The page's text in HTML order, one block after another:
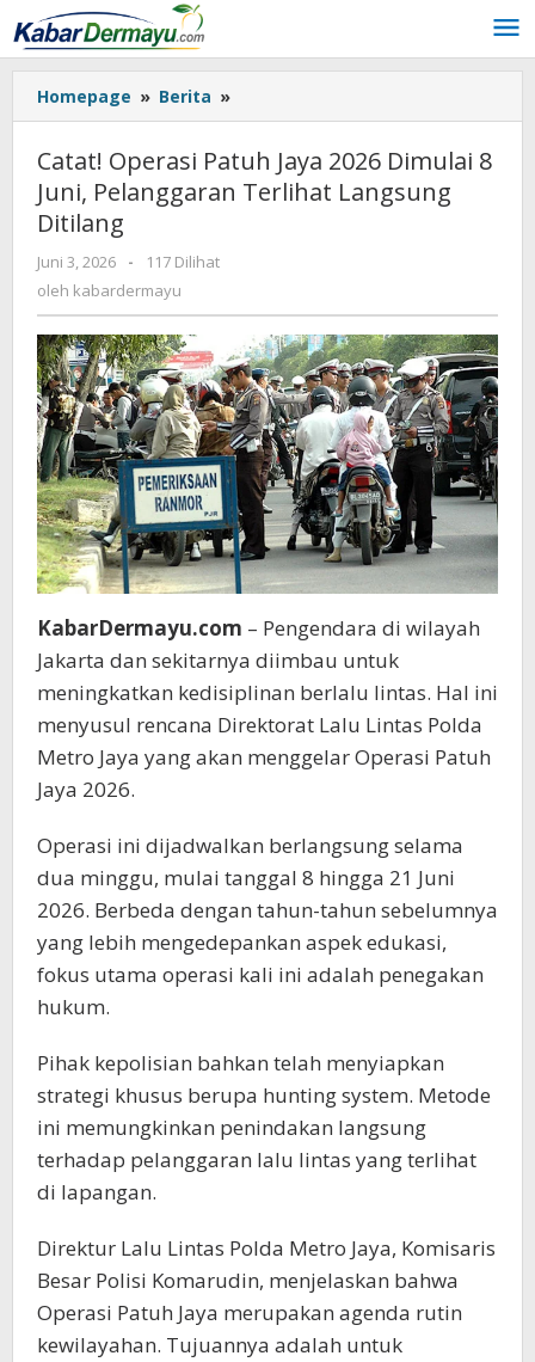
Lewati
ke
konten
Homepage » Berita »
Operasi
Patuh
Jaya
2026
Terlihat
Langsung
Ditilang
Catat! Operasi Patuh Jaya 2026 Dimulai 8
Juni, Pelanggaran Terlihat Langsung
Ditilang
Juni 3, 2026
oleh
kabardermayu
-
117 Dilihat
oleh kabardermayu
KabarDermayu.com – Pengendara di wilayah
Jakarta dan sekitarnya diimbau untuk
meningkatkan kedisiplinan berlalu lintas. Hal ini
menyusul rencana Direktorat Lalu Lintas Polda
Metro Jaya yang akan menggelar Operasi Patuh
Jaya 2026.
Operasi ini dijadwalkan berlangsung selama
dua minggu, mulai tanggal 8 hingga 21 Juni
2026. Berbeda dengan tahun-tahun sebelumnya
yang lebih mengedepankan aspek edukasi,
fokus utama operasi kali ini adalah penegakan
hukum.
Pihak kepolisian bahkan telah menyiapkan
strategi khusus berupa hunting system. Metode
ini memungkinkan penindakan langsung
terhadap pelanggaran lalu lintas yang terlihat
di lapangan.
Direktur Lalu Lintas Polda Metro Jaya, Komisaris
Besar Polisi Komarudin, menjelaskan bahwa
Operasi Patuh Jaya merupakan agenda rutin
kewilayahan. Tujuannya adalah untuk